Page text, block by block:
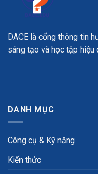
DACE là cổng thông tin
sáng tạo và học tập hiệu
DANH MỤC
Công cụ & Kỹ năng
Kiến thức